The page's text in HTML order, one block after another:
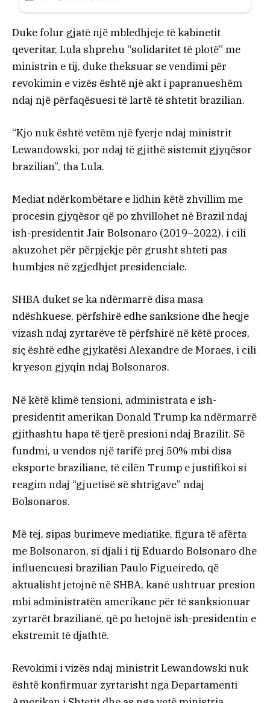
Duke folur gjatë një mbledhjeje të kabinetit
qeveritar, Lula shprehu “solidaritet të plotë” me
ministrin e tij, duke theksuar se vendimi për
revokimin e vizës është një akt i papranueshëm
ndaj një përfaqësuesi të lartë të shtetit brazilian.
“Kjo nuk është vetëm një fyerje ndaj ministrit
Lewandowski, por ndaj të gjithë sistemit gjyqësor
brazilian”, tha Lula.
Mediat ndërkombëtare e lidhin këtë zhvillim me
procesin gjyqësor që po zhvillohet në Brazil ndaj
ish-presidentit Jair Bolsonaro (2019–2022), i cili
akuzohet për përpjekje për grusht shteti pas
humbjes në zgjedhjet presidenciale.
SHBA duket se ka ndërmarrë disa masa
ndëshkuese, përfshirë edhe sanksione dhe heqje
vizash ndaj zyrtarëve të përfshirë në këtë proces,
siç është edhe gjykatësi Alexandre de Moraes, i cili
kryeson gjyqin ndaj Bolsonaros.
Në këtë klimë tensioni, administrata e ish-
presidentit amerikan Donald Trump ka ndërmarrë
gjithashtu hapa të tjerë presioni ndaj Brazilit. Së
fundmi, u vendos një tarifë prej 50% mbi disa
eksporte braziliane, të cilën Trump e justifikoi si
reagim ndaj “gjuetisë së shtrigave” ndaj
Bolsonaros.
Më tej, sipas burimeve mediatike, figura të afërta
me Bolsonaron, si djali i tij Eduardo Bolsonaro dhe
influencuesi brazilian Paulo Figueiredo, që
aktualisht jetojnë në SHBA, kanë ushtruar presion
mbi administratën amerikane për të sanksionuar
zyrtarët brazilianë, që po hetojnë ish-presidentin e
ekstremit të djathtë.
Revokimi i vizës ndaj ministrit Lewandowski nuk
është konfirmuar zyrtarisht nga Departamenti